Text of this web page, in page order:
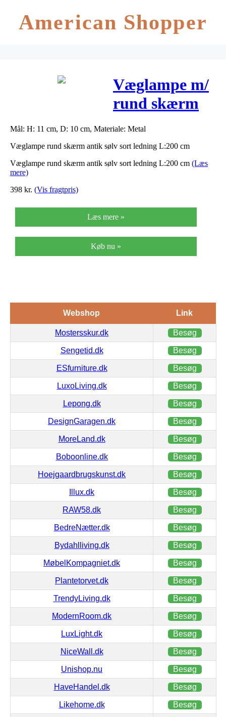
American Shopper
Væglampe m/
rund skærm
antik sølv – ib
laursen
Mål: H: 11 cm, D: 10 cm, Materiale: Metal
Væglampe rund skærm antik sølv sort ledning L:200 cm
Væglampe rund skærm antik sølv sort ledning L:200 cm (Læs
mere)
398 kr. (Vis fragtpris)
Læs mere »
Køb nu »
Webshop Link
Mostersskur.dk Besøg
Sengetid.dk Besøg
ESfurniture.dk Besøg
LuxoLiving.dk Besøg
Lepong.dk Besøg
DesignGaragen.dk Besøg
MoreLand.dk Besøg
Boboonline.dk Besøg
Hoejgaardbrugskunst.dk Besøg
Illux.dk Besøg
RAW58.dk Besøg
BedreNætter.dk Besøg
Bydahlliving.dk Besøg
MøbelKompagniet.dk Besøg
Plantetorvet.dk Besøg
TrendyLiving.dk Besøg
ModernRoom.dk Besøg
LuxLight.dk Besøg
NiceWall.dk Besøg
Unishop.nu Besøg
HaveHandel.dk Besøg
Likehome.dk Besøg